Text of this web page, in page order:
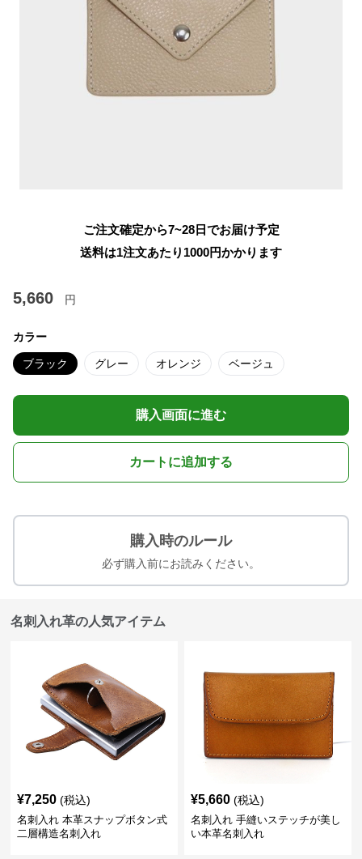
ご注文確定から7~28日でお届け予定
送料は1注文あたり 1000円かかります
5,660 円
カラー
ブラック グレー オレンジ ベージュ
購入画面に進む
カートに追加する
購入時のルール
必ず購入前にお読みください。
名刺入れ革の人気アイテム
¥7,250 (税込)
名刺入れ 本革スナップボタン式
二層構造名刺入れ
¥5,660 (税込)
名刺入れ 手縫いステッチが美し
い本革名刺入れ